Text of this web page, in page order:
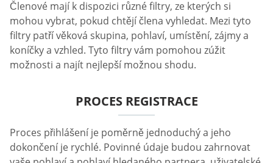
Členové mají k dispozici různé filtry, ze kterých si
mohou vybrat, pokud chtějí člena vyhledat. Mezi tyto
filtry patří věková skupina, pohlaví, umístění, zájmy a
koníčky a vzhled. Tyto filtry vám pomohou zúžit
možnosti a najít nejlepší možnou shodu.
PROCES REGISTRACE
Proces přihlášení je poměrně jednoduchý a jeho
dokončení je rychlé. Povinné údaje budou zahrnovat